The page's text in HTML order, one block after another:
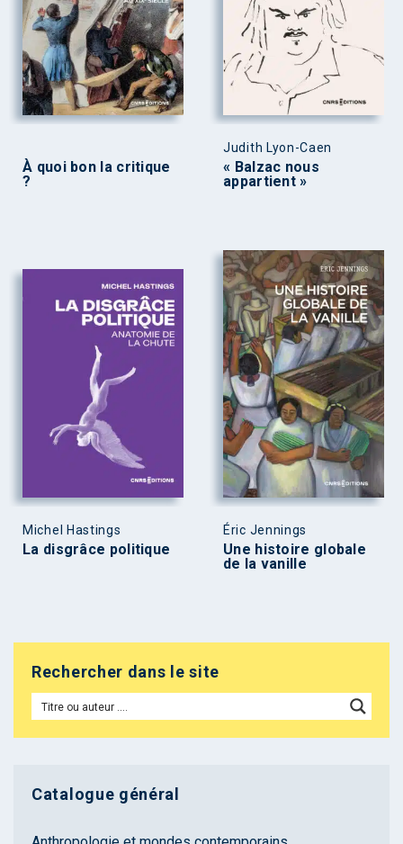
À quoi bon la critique
?
Judith Lyon-Caen
« Balzac nous
appartient »
Michel Hastings
La disgrâce politique
Éric Jennings
Une histoire globale
de la vanille
Rechercher dans le site
Catalogue général